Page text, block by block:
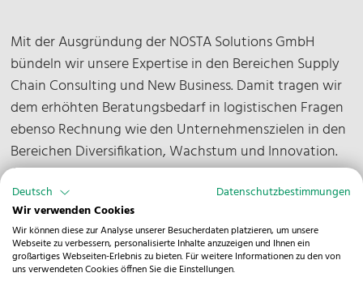
Mit der Ausgründung der NOSTA Solutions GmbH
bündeln wir unsere Expertise in den Bereichen Supply
Chain Consulting und New Business. Damit tragen wir
dem erhöhten Beratungsbedarf in logistischen Fragen
ebenso Rechnung wie den Unternehmenszielen in den
Bereichen Diversifikation, Wachstum und Innovation.
COO der neuen Gesellschaft ist Jan Steinacker.
Der Beratungsbedarf zu logistischen
Herausforderungen ist in vielen Branchen in den
letzten Jahren massiv gestiegen. Hier bietet sich die
Solutions nicht nur als Sparringspartner, sondern auch
Deutsch
Datenschutzbestimmungen
Wir verwenden Cookies
Wir können diese zur Analyse unserer Besucherdaten platzieren, um unsere
Webseite zu verbessern, personalisierte Inhalte anzuzeigen und Ihnen ein
großartiges Webseiten-Erlebnis zu bieten. Für weitere Informationen zu den von
uns verwendeten Cookies öffnen Sie die Einstellungen.